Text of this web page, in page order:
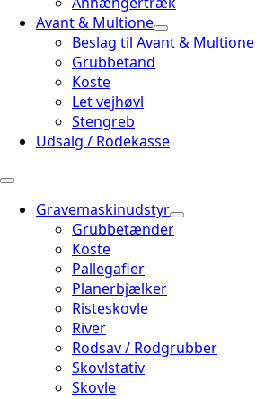
Avant & Multione
Beslag til Avant & Multione
Grubbetand
Koste
Let vejhøvl
Stengreb
Udsalg / Rodekasse
Gravemaskinudstyr
Grubbetænder
Koste
Pallegafler
Planerbjælker
Risteskovle
River
Rodsav / Rodgrubber
Skovlstativ
Skovle